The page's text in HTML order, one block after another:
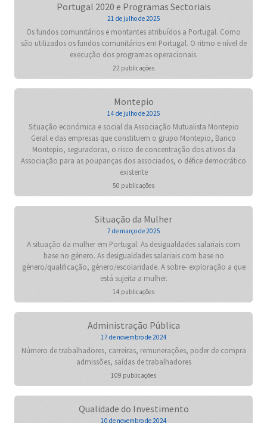
Portugal 2020 e Programas Sectoriais
21 de julho de 2025
Os fundos comunitários e montantes atribuídos a Portugal. Como
são utilizados os fundos comunitários em Portugal. O ritmo e nível de
execução dos programas operacionais.
22 publicações
Montepio
14 de julho de 2025
Situação económica e social da Associação Mutualista Montepio
Geral e das empresas que constituem o grupo Montepio, Banco
Montepio, seguradoras, o risco de concentração dos ativos da
Associação para as poupanças dos associados, o défice democrático
existente
50 publicações
Situação da Mulher
7 de março de 2025
A situação da mulher em Portugal. As desigualdades salariais com
base no género. As desigualdades salariais com base no
género/qualificação, género/escolaridade. A sobre- exploração a que
está sujeita a mulher.
14 publicações
Administração Pública
17 de novembro de 2024
Número de trabalhadores, carreiras, remunerações, poder de compra
admissões, saídas de trabalhadores
109 publicações
Qualidade do Investimento
10 de novembro de 2024